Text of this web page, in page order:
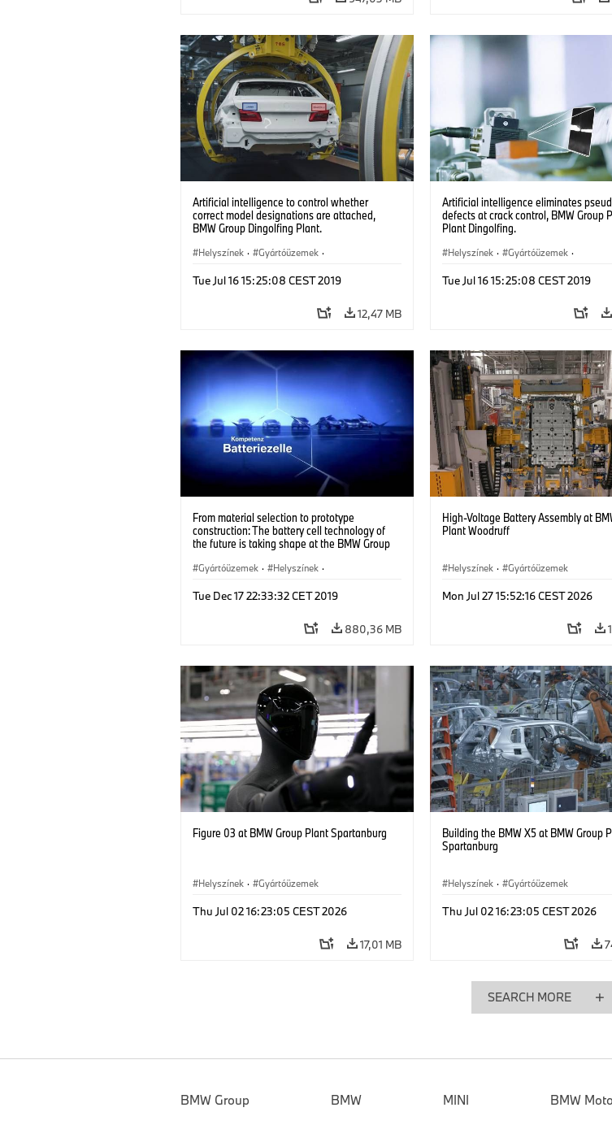
Artificial intelligence to control whether
correct model designations are attached,
BMW Group Dingolfing Plant.
Helyszínek · Gyártóüzemek ·
Tue Jul 16 15:25:08 CEST 2019
12,47 MB
Artificial intelligence eliminates
defects at crack control, BMW Group
Plant Dingolfing.
Helyszínek · Gyártóüzemek ·
Tue Jul 16 15:25:08 CEST 2019
From material selection to prototype
construction: The battery cell technology of
the future is taking shape at the BMW Group
Gyártóüzemek · Helyszínek ·
Tue Dec 17 22:33:32 CET 2019
880,36 MB
High-Voltage Battery Assembly at
Plant Woodruff
Helyszínek · Gyártóüzemek
Mon Jul 27 15:52:16 CEST 2026
Figure 03 at BMW Group Plant Spartanburg
Helyszínek · Gyártóüzemek
Thu Jul 02 16:23:05 CEST 2026
17,01 MB
Building the BMW X5 at BMW Group
Spartanburg
Helyszínek · Gyártóüzemek
Thu Jul 02 16:23:05 CEST 2026
SEARCH MORE
BMW Group BMW MINI BMW